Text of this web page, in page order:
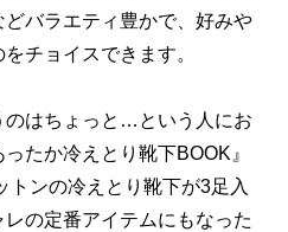
どバラエティ豊かで、好み
チョイスできます。
はちょっと…という人にお
たか冷えとり靴下BOOK』
トンの冷えとり靴下が3足入
の定番アイテムにもなった